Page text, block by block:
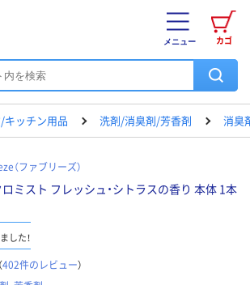
カゴ
メニュー
キッチン用品 洗剤/消臭剤/芳香剤 消臭
（ファブリーズ）
ミスト フレッシュ・シトラスの香り 本体 1本
した！
（402件のレビュー）